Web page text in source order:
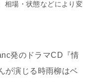
相場・状態などにより変
発のドラマCD『情
が演じる時雨柳はベ